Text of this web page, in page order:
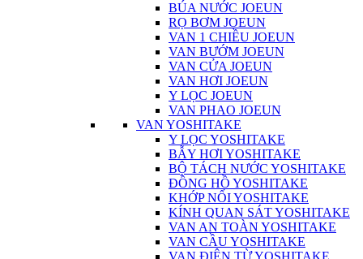
BÚA NƯỚC JOEUN
RỌ BƠM JOEUN
VAN 1 CHIỀU JOEUN
VAN BƯỚM JOEUN
VAN CỬA JOEUN
VAN HƠI JOEUN
Y LỌC JOEUN
VAN PHAO JOEUN
VAN YOSHITAKE
Y LỌC YOSHITAKE
BẪY HƠI YOSHITAKE
BỘ TÁCH NƯỚC YOSHITAKE
ĐỒNG HỒ YOSHITAKE
KHỚP NỐI YOSHITAKE
KÍNH QUAN SÁT YOSHITAKE
VAN AN TOÀN YOSHITAKE
VAN CẦU YOSHITAKE
VAN ĐIỆN TỪ YOSHITAKE